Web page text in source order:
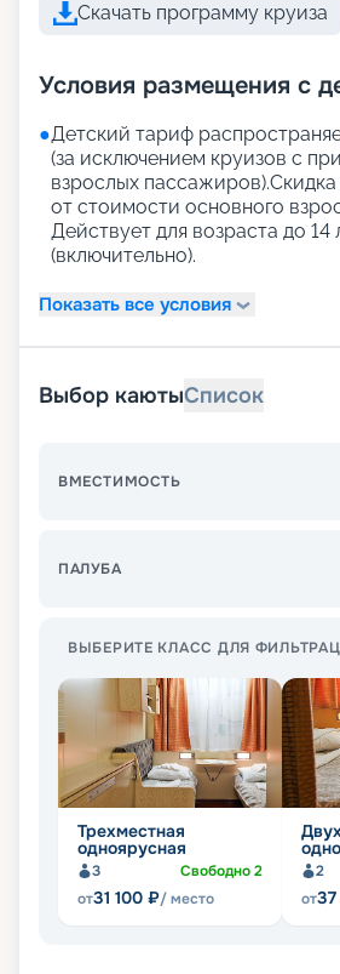
Скачать программу круиза
Условия размещения с
●Детский тариф
(за исключением круизов с
взрослых пассажиров).Скидка
от стоимости основного
Действует для возраста до 14
(включительно).
Показать все условия
Выбор каютыСписок
ВМЕСТИМОСТЬ
ПАЛУБА
ВЫБЕРИТЕ КЛАСС ДЛЯ
Трехместная
одноярусная
3 Свободно2
от31 100 ₽/ место
2
от